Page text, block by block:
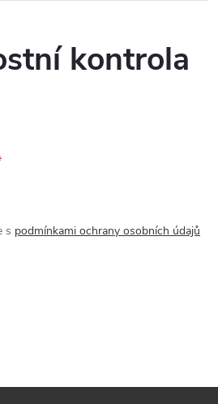
kontrola
s podmínkami ochrany osobních údajů